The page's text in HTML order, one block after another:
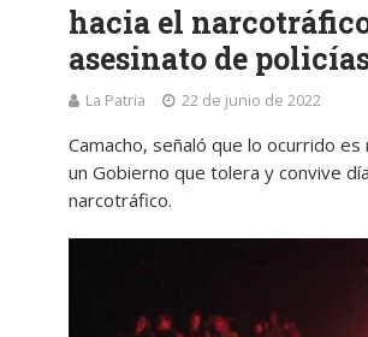
hacia el
asesinato de
La Patria 22 de junio de 2022
Camacho, señaló que lo ocurrido
un Gobierno que tolera y convive
narcotráfico.